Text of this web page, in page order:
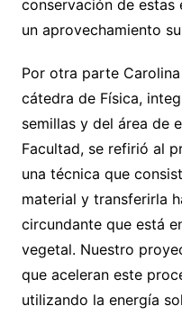
conservación de estas
un aprovechamiento
Por otra parte
cátedra de Física,
semillas y del área de
Facultad, se refirió al
una técnica que
material y transferirla
circundante que está
vegetal. Nuestro
que aceleran este
utilizando la energía